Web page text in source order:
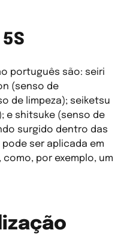
português são: seiri
(senso de
de limpeza); seiketsu
e shitsuke (senso de
surgido dentro das
ser aplicada em
por exemplo, um